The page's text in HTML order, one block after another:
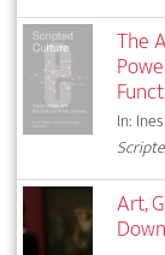
The
In:
Art,